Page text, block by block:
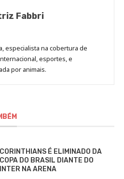
Fabbri
especialista na cobertura de
esportes, e
por animais.
CORINTHIANS É ELIMINADO DA
COPA DO BRASIL DIANTE DO
INTER NA ARENA